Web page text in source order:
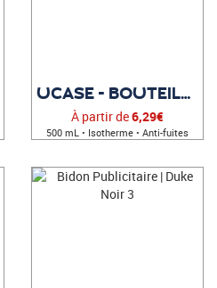
UCASE - BOUTEILLE PUBLICITAIRE
À partir de6,29€
500 mL • Isotherme • Anti-fuites